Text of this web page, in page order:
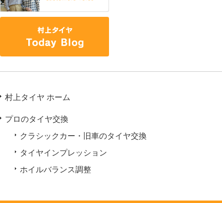
村上タイヤ ホーム
プロのタイヤ交換
クラシックカー・旧車のタイヤ交換
タイヤインプレッション
ホイルバランス調整